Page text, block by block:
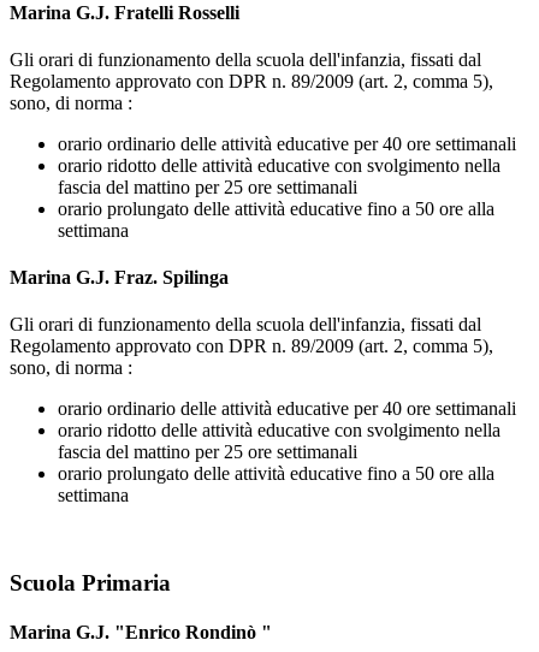
Marina G.J. Fratelli Rosselli
Gli orari di funzionamento della scuola dell'infanzia, fissati dal
Regolamento approvato con DPR n. 89/2009 (art. 2, comma 5),
sono, di norma :
orario ordinario delle attività educative per 40 ore settimanali
orario ridotto delle attività educative con svolgimento nella
fascia del mattino per 25 ore settimanali
orario prolungato delle attività educative fino a 50 ore alla
settimana
Marina G.J. Fraz. Spilinga
Gli orari di funzionamento della scuola dell'infanzia, fissati dal
Regolamento approvato con DPR n. 89/2009 (art. 2, comma 5),
sono, di norma :
orario ordinario delle attività educative per 40 ore settimanali
orario ridotto delle attività educative con svolgimento nella
fascia del mattino per 25 ore settimanali
orario prolungato delle attività educative fino a 50 ore alla
settimana
Scuola Primaria
Marina G.J. "Enrico Rondinò "